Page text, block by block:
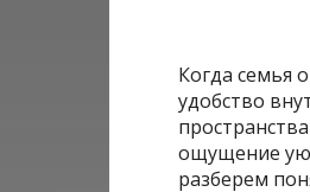
Когда семья
удобство
ощущение
разберем